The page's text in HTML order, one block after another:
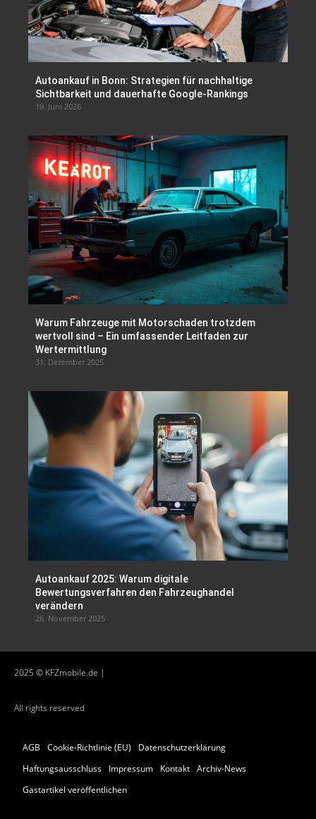
Autoankauf in Bonn: Strategien für nachhaltige
Sichtbarkeit und dauerhafte Google-Rankings
19. Juni 2026
Warum Fahrzeuge mit Motorschaden trotzdem
wertvoll sind – Ein umfassender Leitfaden zur
Wertermittlung
31. Dezember 2025
Autoankauf 2025: Warum digitale
Bewertungsverfahren den Fahrzeughandel
verändern
26. November 2025
2025 © KFZmobile.de |
All rights reserved
AGB Cookie-Richtlinie (EU)
Datenschutzerklärung
Haftungsausschluss
Impressum Kontakt Archiv-News
Gastartikel veröffentlichen